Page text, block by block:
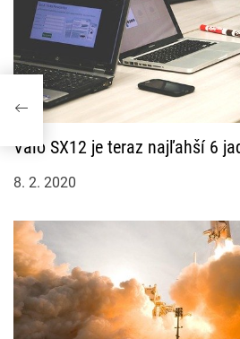
Vaio SX12 je teraz najľahší 6
8. 2. 2020